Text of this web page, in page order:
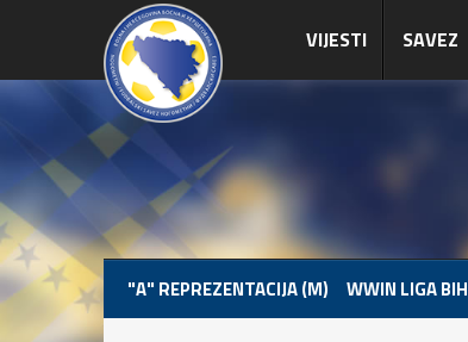
VIJESTI SAVEZ
"A" REPREZENTACIJA (M) WWIN LIGA BIH